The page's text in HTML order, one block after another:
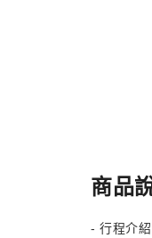
商品
- 行程介